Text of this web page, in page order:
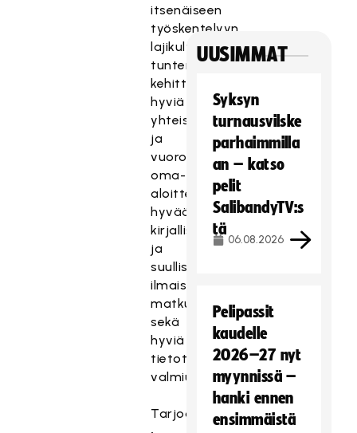
itsenäiseen
työskentelyyn,
lajikulttuurin
tuntemusta,
kehittämisotetta,
hyviä
yhteistyötaitoja
ja
vuorovaikutustaitoja,
oma-
aloitteisuutta,
hyvää
kirjallista
ja
suullista
ilmaisua,
matkustusvalmiutta
sekä
hyviä
tietoteknisiä
valmiuksia.
Tarjoamme
UUSIMMAT
Syksyn
turnausvilske
parhaimmilla
an – katso
pelit
SalibandyTV:s
tä
06.08.2026
Pelipassit
kaudelle
2026–27 nyt
myynnissä –
hanki ennen
ensimmäistä